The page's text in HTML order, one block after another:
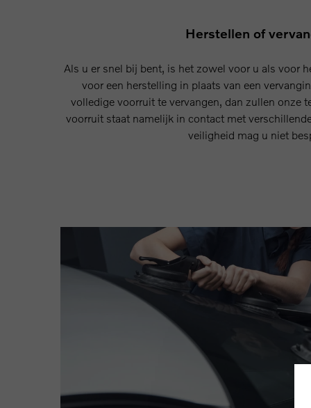
Herstellen of
Als u er snel bij bent, is het zowel voor u als voor
voor een herstelling in plaats van een
volledige voorruit te vervangen, dan zullen onze
voorruit staat namelijk in contact met
veiligheid mag u niet